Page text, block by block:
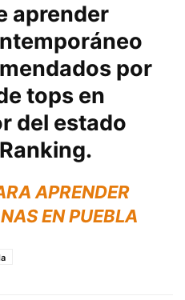
aprender
por
tops en
del estado
.
APRENDER
EN PUEBLA